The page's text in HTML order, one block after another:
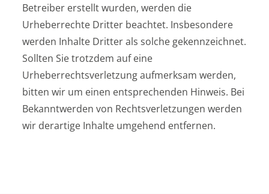
Betreiber erstellt wurden, werden die
Urheberrechte Dritter beachtet. Insbesondere
werden Inhalte Dritter als solche gekennzeichnet.
Sollten Sie trotzdem auf eine
Urheberrechtsverletzung aufmerksam werden,
bitten wir um einen entsprechenden Hinweis. Bei
Bekanntwerden von Rechtsverletzungen werden
wir derartige Inhalte umgehend entfernen.